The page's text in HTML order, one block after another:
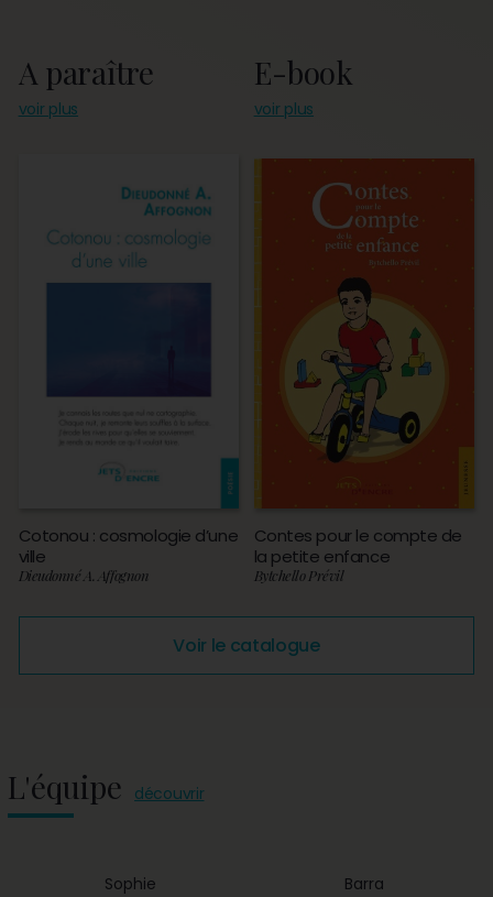
A paraître
voir plus
Cotonou : cosmologie d’une
ville
Dieudonné A. Affognon
E-book
voir plus
Contes pour le compte de
la petite enfance
Bytchello Prévil
Voir le catalogue
L'équipe découvrir
Sophie Barra